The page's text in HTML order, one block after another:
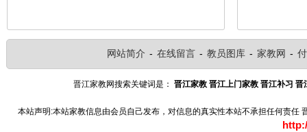
网站简介 - 在线留言 - 教员图库 - 家教网 -
晋江家教网搜索关键词是： 晋江家教 晋江上门家教 晋江补习 晋
本站声明:本站家教信息由会员自己发布，对信息的真实性本站不承担任何